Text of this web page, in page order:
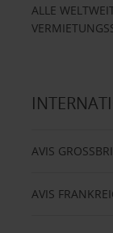
ALLE
AVIS
AVIS